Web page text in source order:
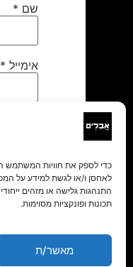
לאחסן ו/או לגשת למידע על
התנהגות גלישה או מזהים
תכונות ופונקציות מסוימות.
מאשר/ת
שם *
אימייל *